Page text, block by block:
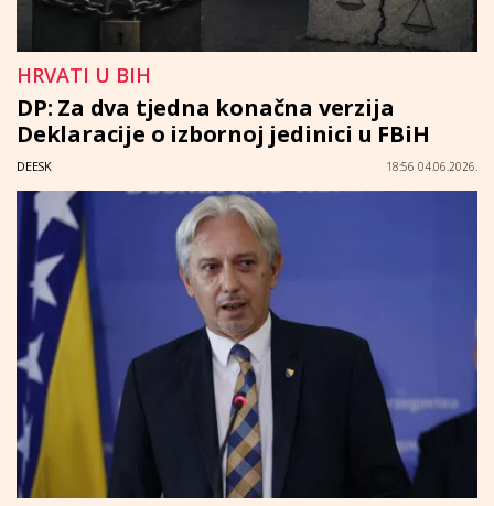
HRVATI U BIH
DP: Za dva tjedna konačna verzija
Deklaracije o izbornoj jedinici u FBiH
DEESK 18:56 04.06.2026.